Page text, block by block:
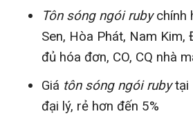
Tôn sóng ngói rubychính
Sen, Hòa Phát, Nam
đủ hóa đơn, CO, CQ nhà
Giá tôn sóng ngói rubytại
đại lý, rẻ hơn đến 5%